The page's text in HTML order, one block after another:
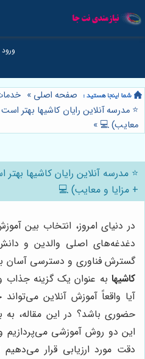
صفحه اصلی »
⭐️ مدرسه آنلاین رایان کاشیها بهتر
معایب) 💻 »
⭐️ مدرسه آنلاین رایان کاشیها
+ مزایا و معایب) 💻
در دنیای امروز، انتخاب بین
دغدغه‌های اصلی والدین و
گسترش فناوری و دسترسی آسان
کاشیها به عنوان یک گزینه
آیا واقعاً آموزش آنلاین
حضوری باشد؟ در این مقاله،
این دو روش آموزشی می‌پردازیم
دقت مورد ارزیابی قرار